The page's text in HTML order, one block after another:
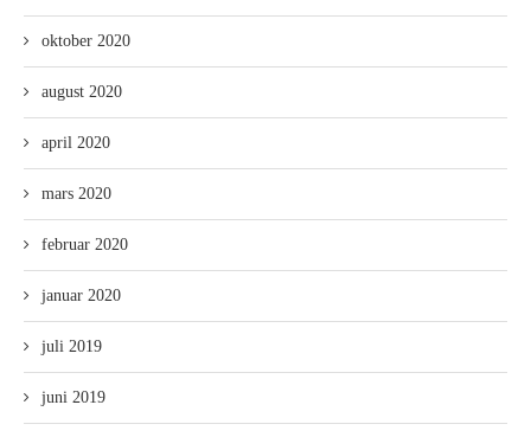
oktober 2020
august 2020
april 2020
mars 2020
februar 2020
januar 2020
juli 2019
juni 2019